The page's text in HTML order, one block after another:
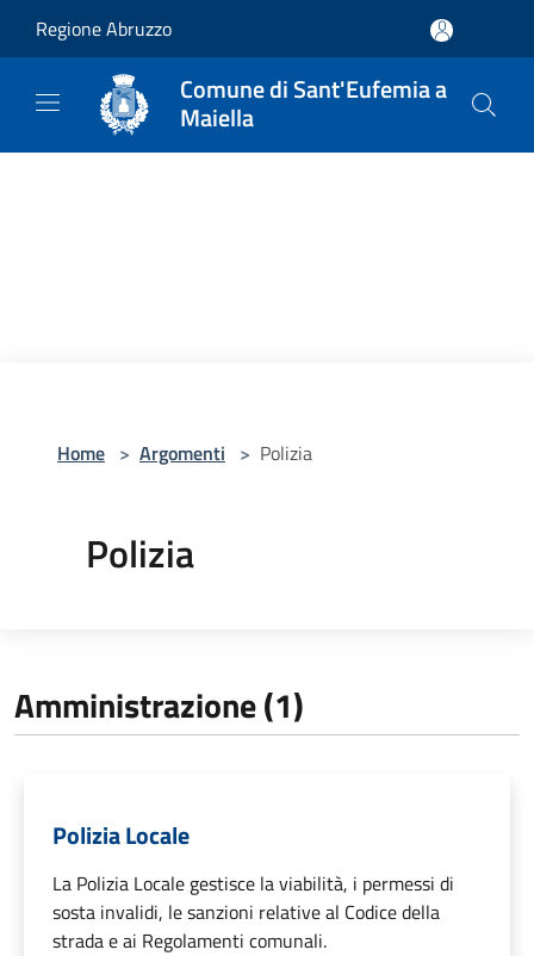
Regione Abruzzo
Comune di Sant'Eufemia a
Maiella
Home > Argomenti > Polizia
Polizia
Amministrazione (1)
Polizia Locale
La Polizia Locale gestisce la viabilità, i permessi di
sosta invalidi, le sanzioni relative al Codice della
strada e ai Regolamenti comunali.